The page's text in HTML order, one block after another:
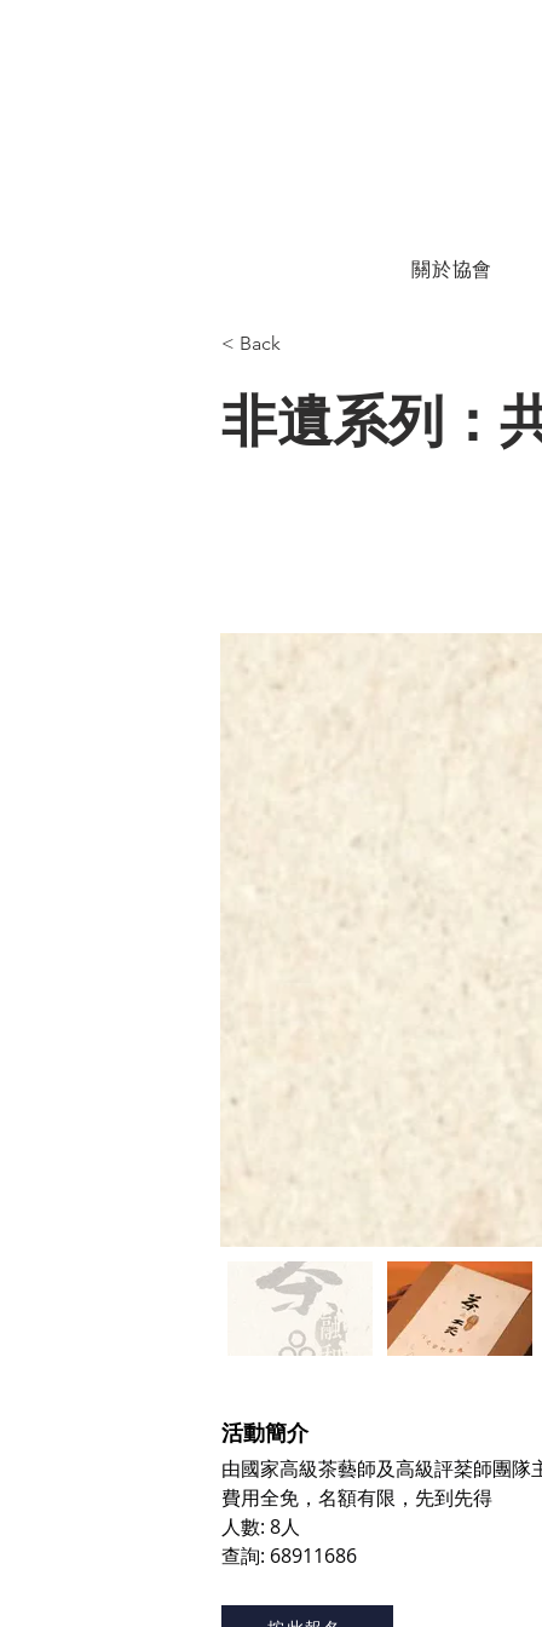
關於協會
< Back
非遺系列：
​活動簡介
由國家高級茶藝師及高級評棻師團
費用全免，名額有限，先到先得
人數: 8人
查詢: 68911686